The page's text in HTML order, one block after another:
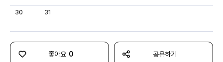
30 31
좋아요 0 공유하기